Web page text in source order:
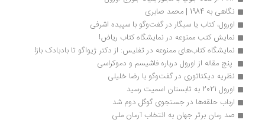
نگاهی به 1984 | محمد صابری
اورول، کتاب یا سیگار در گفت‌وگو با سپیده اشرفی
نمایش کتب ممنوعه در نمایشگاه کتاب ریاض!
نمایشگاه کتاب‌های ممنوعه در تفلیس: از دکتر ژیواگو تا بادبادک باز!
پنج مقاله از اورول درباره فاشیسم و دموکراسی
نظریه دیکتاتوری در گفت‌وگو با رضا خلیلی
اورول 2021 به تابستان اسمیت رسید
ارباب حلقه‌ها در جستجوی گوگل دوم شد
صد رمان برتر جهان به انتخاب آرمان ملی